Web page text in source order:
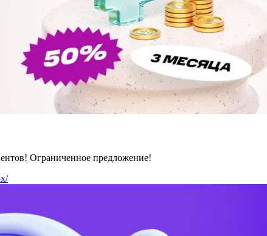
Ограниченное предложение!